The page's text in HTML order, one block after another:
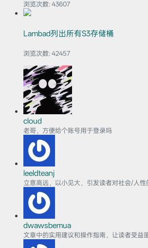
浏览次数: 43607
Lambad列出所有S3存储桶
浏览次数: 42457
cloud
老哥，方便给个账号用于登录吗
leeldteanj
立意高远，以小见大，引发读者对社会/人性
dwawsbemua
文章中的实用建议和操作指南，让读者受益